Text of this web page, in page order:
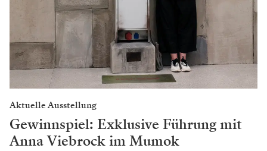
Aktuelle Ausstellung
Gewinnspiel: Exklusive Führung mit
Anna Viebrock im Mumok